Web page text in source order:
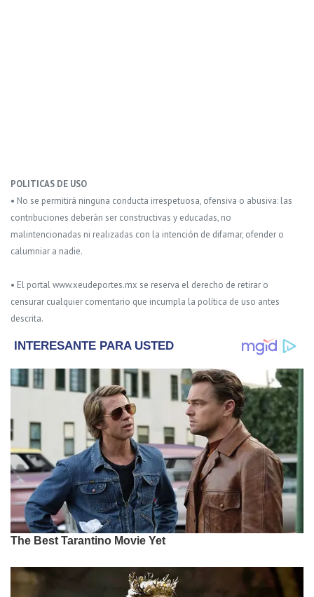
POLITICAS DE USO
• No se permitirá ninguna conducta irrespetuosa, ofensiva o abusiva: las
contribuciones deberán ser constructivas y educadas, no
malintencionadas ni realizadas con la intención de difamar, ofender o
calumniar a nadie.
• El portal www.xeudeportes.mx se reserva el derecho de retirar o
censurar cualquier comentario que incumpla la política de uso antes
descrita.